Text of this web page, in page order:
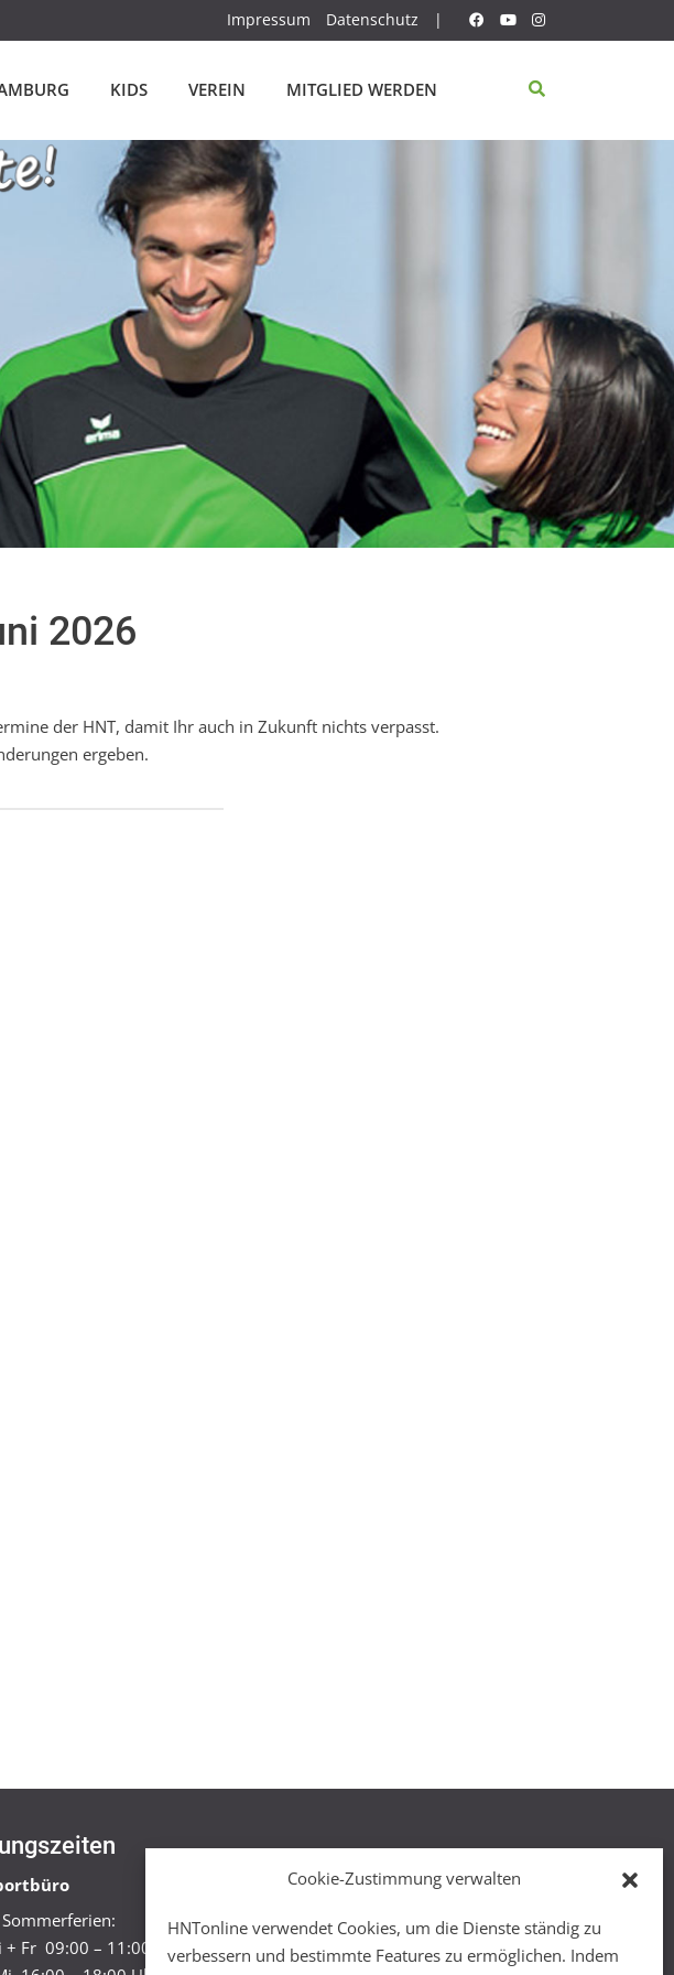
Cookie-Zustimmung verwalten
HNTonline verwendet Cookies, um die Dienste ständig zu
verbessern und bestimmte Features zu ermöglichen. Indem
Impressum Datenschutz |
KIDS VEREIN MITGLIED WERDEN
2026
der HNT, damit Ihr auch in Zukunft nichts verpasst.
ergeben.
+ Fr 09:00 – 11:00 Uhr